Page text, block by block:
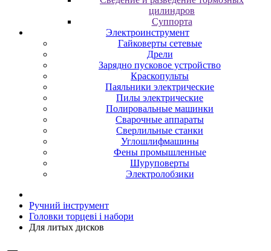
цилиндров
Суппорта
Электроинструмент
Гайковерты сетевые
Дрели
Зарядно пусковое устройство
Краскопульты
Паяльники электрические
Пилы электрические
Полировальные машинки
Сварочные аппараты
Сверлильные станки
Углошлифмашины
Фены промышленные
Шуруповерты
Электролобзики
Ручний інструмент
Головки торцеві і набори
Для литых дисков